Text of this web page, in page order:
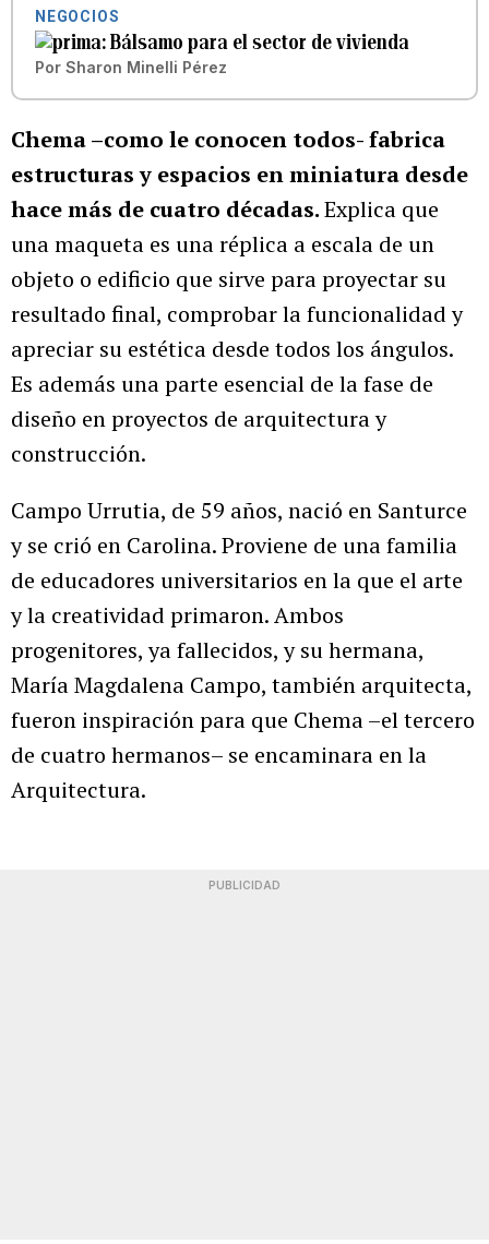
NEGOCIOS
Bálsamo para el sector de vivienda
Por Sharon Minelli Pérez
Chema –como le conocen todos- fabrica
estructuras y espacios en miniatura desde
hace más de cuatro décadas.Explica que
una maqueta es una réplica a escala de un
objeto o edificio que sirve para proyectar su
resultado final, comprobar la funcionalidad y
apreciar su estética desde todos los ángulos.
Es además una parte esencial de la fase de
diseño en proyectos de arquitectura y
construcción.
Campo Urrutia, de 59 años, nació en Santurce
y se crió en Carolina. Proviene de una familia
de educadores universitarios en la que el arte
y la creatividad primaron. Ambos
progenitores, ya fallecidos, y su hermana,
María Magdalena Campo, también arquitecta,
fueron inspiración para que Chema –el tercero
de cuatro hermanos– se encaminara en la
Arquitectura.
PUBLICIDAD